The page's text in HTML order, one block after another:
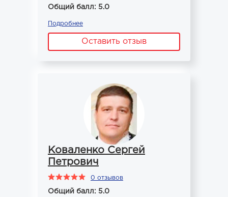
Общий балл: 5.0
Подробнее
Оставить отзыв
Коваленко Сергей
Петрович
0 отзывов
Общий балл: 5.0